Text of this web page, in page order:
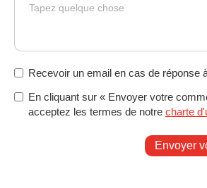
Tapez quelque chose
Recevoir un email en cas de réponse
En cliquant sur « Envoyer votre
acceptez les termes de notre charte
Envoyer